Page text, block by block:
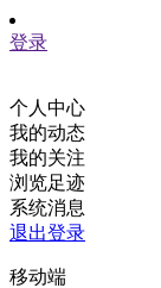
登录
个人中心
我的动态
我的关注
浏览足迹
系统消息
退出登录
移动端